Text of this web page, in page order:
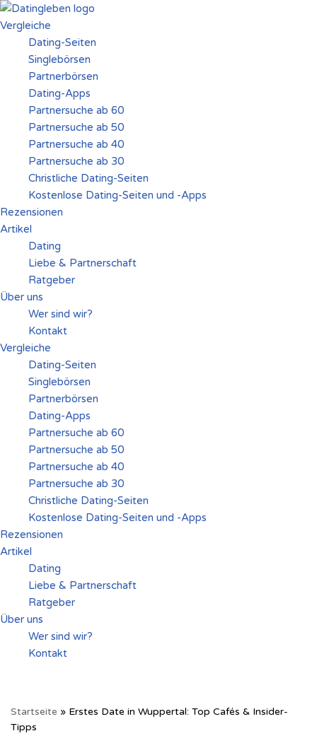
Zum
Inhalt
springen
Vergleiche
Dating-Seiten
Singlebörsen
Partnerbörsen
Dating-Apps
Partnersuche ab 60
Partnersuche ab 50
Partnersuche ab 40
Partnersuche ab 30
Christliche Dating-Seiten
Kostenlose Dating-Seiten und -Apps
Rezensionen
Artikel
Dating
Liebe & Partnerschaft
Ratgeber
Über uns
Wer sind wir?
Kontakt
Vergleiche
Dating-Seiten
Singlebörsen
Partnerbörsen
Dating-Apps
Partnersuche ab 60
Partnersuche ab 50
Partnersuche ab 40
Partnersuche ab 30
Christliche Dating-Seiten
Kostenlose Dating-Seiten und -Apps
Rezensionen
Artikel
Dating
Liebe & Partnerschaft
Ratgeber
Über uns
Wer sind wir?
Kontakt
Startseite » Erstes Date in Wuppertal: Top Cafés & Insider-
Tipps